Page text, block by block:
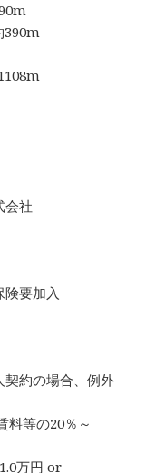
390m
社
要加入
約の場合、例外
等の20％～
万円 or